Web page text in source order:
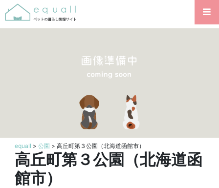
equall > 公園 > 高丘町第３公園（北海道函館市）
高丘町第３公園（北海道函
館市）